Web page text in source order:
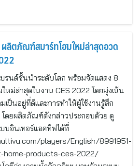
ลิตภัณฑ์สมาร์ทโฮมใหม่ล่าสุดอวด
บรนด์ชั้นนำระดับโลก พร้อมจัดแสดง 8
ม่ล่าสุดในงาน CES 2022 โดยมุ่งเน้น
เป็นอยู่ที่ดีและการทำให้ผู้ใช้งานรู้สึก
ดยผลิตภัณฑ์ดังกล่าวประกอบด้วย ดู
บอินเทอร์แอคทีฟได้ที่
players/English/8991951-
home-products-ces-2022/